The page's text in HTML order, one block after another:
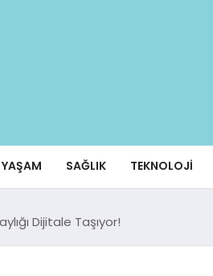
YAŞAM SAĞLIK TEKNOLOJI
Dijitale Taşıyor!